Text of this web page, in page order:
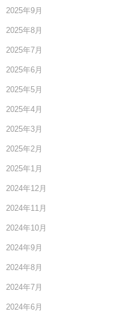
2025年9月
2025年8月
2025年7月
2025年6月
2025年5月
2025年4月
2025年3月
2025年2月
2025年1月
2024年12月
2024年11月
2024年10月
2024年9月
2024年8月
2024年7月
2024年6月